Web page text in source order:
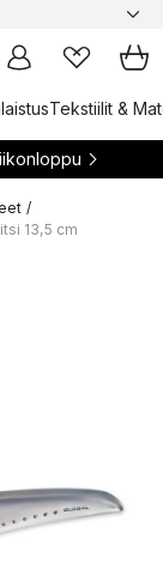
Tekstiilit &
/
13,5 cm